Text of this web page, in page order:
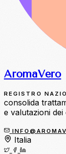
AromaVero
REGISTRO
consolida
e valutazioni dei
Italia